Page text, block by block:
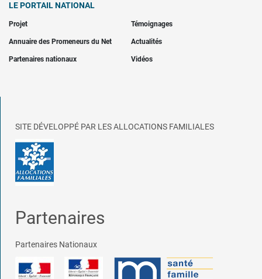
LE PORTAIL NATIONAL
Projet Témoignages
Annuaire des Promeneurs du Net Actualités
Partenaires nationaux Vidéos
SITE DÉVELOPPÉ PAR LES ALLOCATIONS FAMILIALES
Partenaires
Partenaires Nationaux